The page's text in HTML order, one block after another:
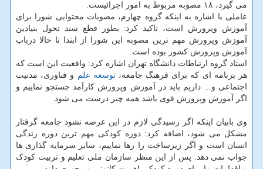
می گیرد، ۱۸ مصوبه مربوط به امور اجرائیست.
عاملی با اشاره به اینکه گروه چهارم، مصوبات محتوایی شورا برای
آموزش وپرورش است، تاکید کرد: بطور قطع سند تحول بنیادین
آموزش وپرورش مهم ترین مصوبه این شورا از ابتدا تا حالا درباب
آموزش وپرورش کشور بوده است.
استاد گروه ارتباطات دانشگاه تهران اشاره کرد: واقعیت این است که
هر برنامه ای که برای فرهنگ جامعه،توسعه علم و فناوری، مدنیت
اجتماعی و... داریم باید در آموزش وپرورش کارآمد جستجو نماییم و
اگر آموزش وپرورش قوی باشد همه چیز درست می شود.
وی بابیان اینکه اگر رسیدگی لازم در این عرصه نشود جامعه گرفتار
مشکل می شود، اضافه کرد: دوره کودکی مهم ترین دوره زندگی
انسان است و اگر زیرساخت را رها نماییم، سایر سرمایه گذاری ها
جواب نمی دهد. پس از این منظر سازمان ملی تعلیم و تربیت کودک